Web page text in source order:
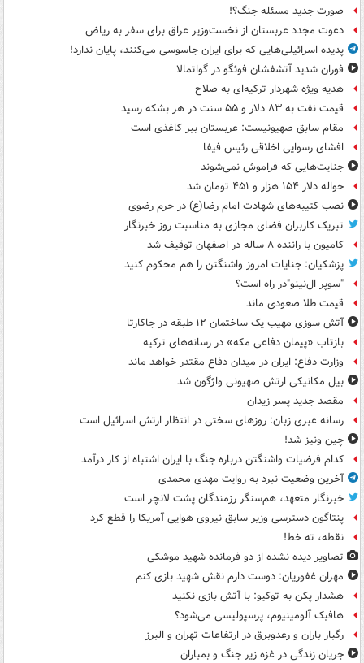
صورت جدید مسئله جنگ؟!
دعوت مجدد عربستان از نخست‌وزیر عراق برای سفر به ریاض
پدیده اسرائیلی‌هایی که برای ایران جاسوسی می‌کنند، پایان ندارد!
فوران شدید آتشفشان فوئگو در گواتمالا
هدیه ویژه شهردار ترکیه‌ای به صلاح
قیمت نفت به ۸۳ دلار و ۵۵ سنت در هر بشکه رسید
مقام سابق صهیونیست: عربستان ببر کاغذی است
افشای رسوایی اخلاقی رئیس فیفا
جنایت‌هایی که فراموش نمی‌شوند
حواله دلار ۱۵۴ هزار و ۴۵۱ تومان شد
نصب کتیبه‌های شهادت امام رضا(ع) در حرم رضوی
تبریک کاربران فضای مجازی به مناسبت روز خبرنگار
کامیون با راننده ۸ ساله در اصفهان توقیف شد
پزشکیان: جنایات امروز واشنگتن را هم محکوم کنید
"سوپر ال‌نینو"در راه است؟
قیمت طلا صعودی ماند
آتش سوزی مهیب یک ساختمان ۱۲ طبقه در جاکارتا
بازتاب «پیمان دفاعی مکه» در رسانه‌های ترکیه
وزارت دفاع: ایران در میدان دفاع مقتدر خواهد ماند
بیل مکانیکی ارتش صهیونی واژگون شد
مقصد جدید پسر زیدان
رسانه عبری زبان: روزهای سختی در انتظار ارتش اسرائیل است
چین ونیز شد!
کدام فرضیات واشنگتن درباره جنگ با ایران اشتباه از کار درآمد
آخرین وضعیت نبرد به روایت مهدی محمدی
خبرنگار متعهد، هم‌سنگر رزمندگان پشت لانچر است
پنتاگون دسترسی وزیر سابق نیروی هوایی آمریکا را قطع کرد
نقطه، ته خط!
تصاویر دیده‌ نشده از دو فرمانده شهید موشکی
مهران غفوریان: دوست دارم نقش شهید بازی کنم
هشدار پکن به توکیو: با آتش بازی نکنید
هافبک آلومینیوم، پرسپولیسی می‌شود؟
رگبار باران و رعدوبرق در ارتفاعات تهران و البرز
جریان زندگی در غزه زیر جنگ و بمباران